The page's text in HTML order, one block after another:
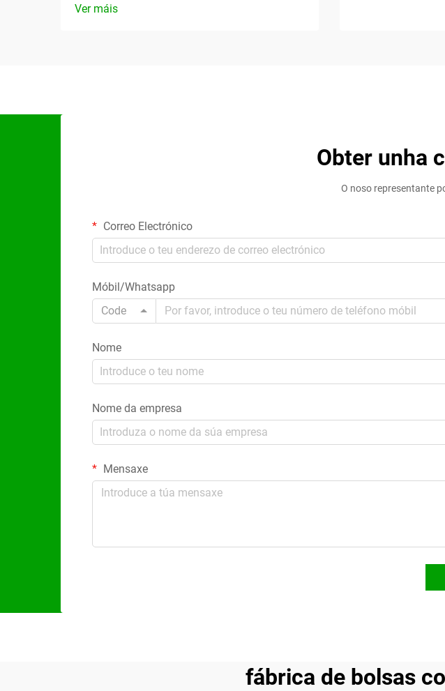
Ver máis
Obter unha
O noso representante
Correo Electrónico
Móbil/Whatsapp
Code
Nome
Nome da empresa
Mensaxe
fábrica de bolsas